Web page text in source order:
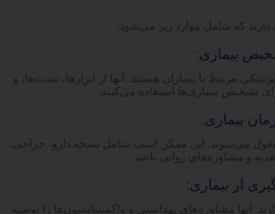
که شامل موارد زیر می‌شود:
مرتبط با بیماران هستند. آنها از ابزارها، تست‌ها، و
تشخیص بیماری‌ها استفاده می‌کنند.
می‌شوند. این ممکن است شامل نسخه دارو، جراحی،
و مشاوره‌های روانی باشد.
آنها مشاوره‌های بهداشتی و واکسیناسیون‌ها را توصیه